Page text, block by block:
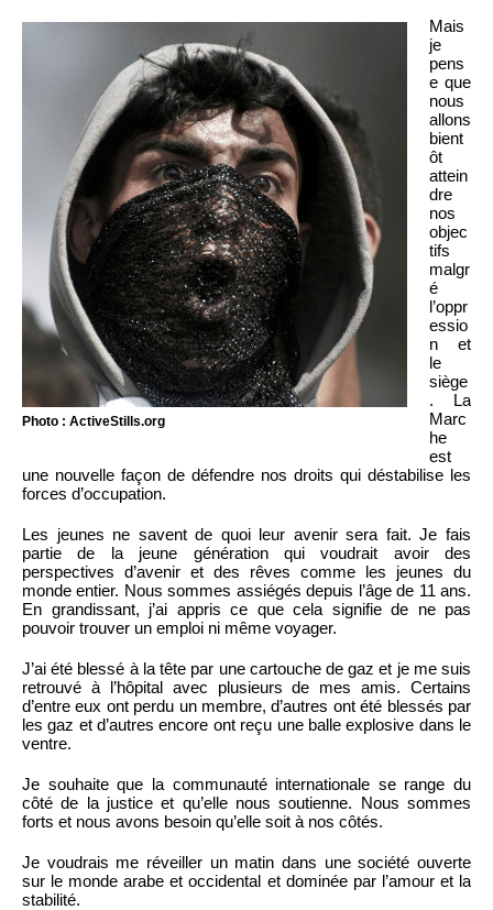
Photo : ActiveStills.org
Mais
je
pens
e que
nous
allons
bient
ôt
attein
dre
nos
objec
tifs
malgr
é
l’oppr
essio
n et
le
siège
. La
Marc
he
est
une nouvelle façon de défendre nos droits qui déstabilise les
forces d’occupation.
Les jeunes ne savent de quoi leur avenir sera fait. Je fais
partie de la jeune génération qui voudrait avoir des
perspectives d’avenir et des rêves comme les jeunes du
monde entier. Nous sommes assiégés depuis l’âge de 11 ans.
En grandissant, j’ai appris ce que cela signifie de ne pas
pouvoir trouver un emploi ni même voyager.
J’ai été blessé à la tête par une cartouche de gaz et je me suis
retrouvé à l’hôpital avec plusieurs de mes amis. Certains
d’entre eux ont perdu un membre, d’autres ont été blessés par
les gaz et d’autres encore ont reçu une balle explosive dans le
ventre.
Je souhaite que la communauté internationale se range du
côté de la justice et qu’elle nous soutienne. Nous sommes
forts et nous avons besoin qu’elle soit à nos côtés.
Je voudrais me réveiller un matin dans une société ouverte
sur le monde arabe et occidental et dominée par l’amour et la
stabilité.